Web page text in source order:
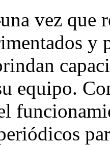
una vez que
y
equipo.